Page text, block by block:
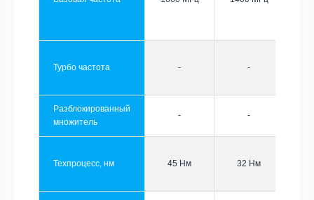
Турбо частота - -
Разблокированный
множитель
- -
Техпроцесс, нм 45 Нм 32 Нм